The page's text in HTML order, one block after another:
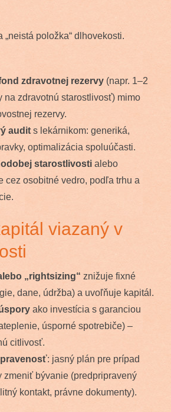
položka“ dlhovekosti.
zdravotnej rezervy (napr. 1–2
na zdravotnú starostlivosť) mimo
rezervy.
audit s lekárnikom: generiká,
optimalizácia spoluúčasti.
starostlivosti alebo
cez osobitné vedro, podľa trhu a
viazaný v
„rightsizing“ znižuje fixné
dane, údržba) a uvoľňuje kapitál.
ako investícia s garanciou
úsporné spotrebiče) –
citlivosť.
: jasný plán pre prípad
zmeniť bývanie (predpripravený
kontakt, právne dokumenty).